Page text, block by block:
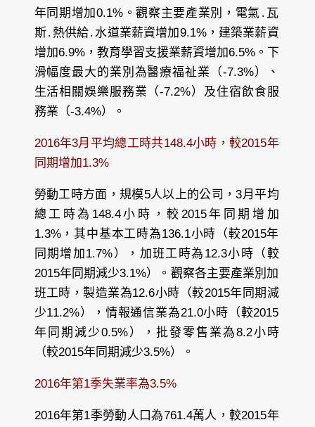
年同期增加0.1%。觀察主要產業別，電氣․瓦
斯․熱供給․水道業薪資增加9.1%，建築業薪資
增加6.9%，教育學習支援業薪資增加6.5%。下
滑幅度最大的業別為醫療福祉業（-7.3%）、
生活相關娛樂服務業（-7.2%）及住宿飲食服
務業（-3.4%）。
2016年3月平均總工時共148.4小時，較2015年
同期增加1.3%
勞動工時方面，規模5人以上的公司，3月平均
總工時為148.4小時，較2015年同期增加
1.3%，其中基本工時為136.1小時（較2015年
同期增加1.7%），加班工時為12.3小時（較
2015年同期減少3.1%）。觀察各主要產業別加
班工時，製造業為12.6小時（較2015年同期減
少11.2%），情報通信業為21.0小時（較2015
年同期減少0.5%），批發零售業為8.2小時
（較2015年同期減少3.5%）。
2016年第1季失業率為3.5%
2016年第1季勞動人口為761.4萬人，較2015年